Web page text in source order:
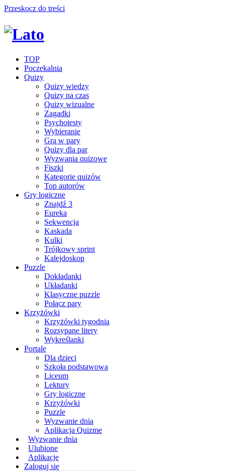
Przeskocz do treści
TOP
Poczekalnia
Quizy
Quizy wiedzy
Quizy na czas
Quizy wizualne
Zagadki
Psychotesty
Wybieranie
Gra w pary
Quizy dla par
Wyzwania quizowe
Fiszki
Kategorie quizów
Top autorów
Gry logiczne
Znajdź 3
Eureka
Sekwencja
Kaskada
Kulki
Trójkowy sprint
Kalejdoskop
Puzzle
Dokładanki
Układanki
Klasyczne puzzle
Połącz pary
Krzyżówki
Krzyżówki tygodnia
Rozsypane litery
Wykreślanki
Portale
Dla dzieci
Szkoła podstawowa
Liceum
Lektury
Gry logiczne
Krzyżówki
Puzzle
Wyzwanie dnia
Aplikacja Quizme
Wyzwanie dnia
Ulubione
Aplikacje
Zaloguj się